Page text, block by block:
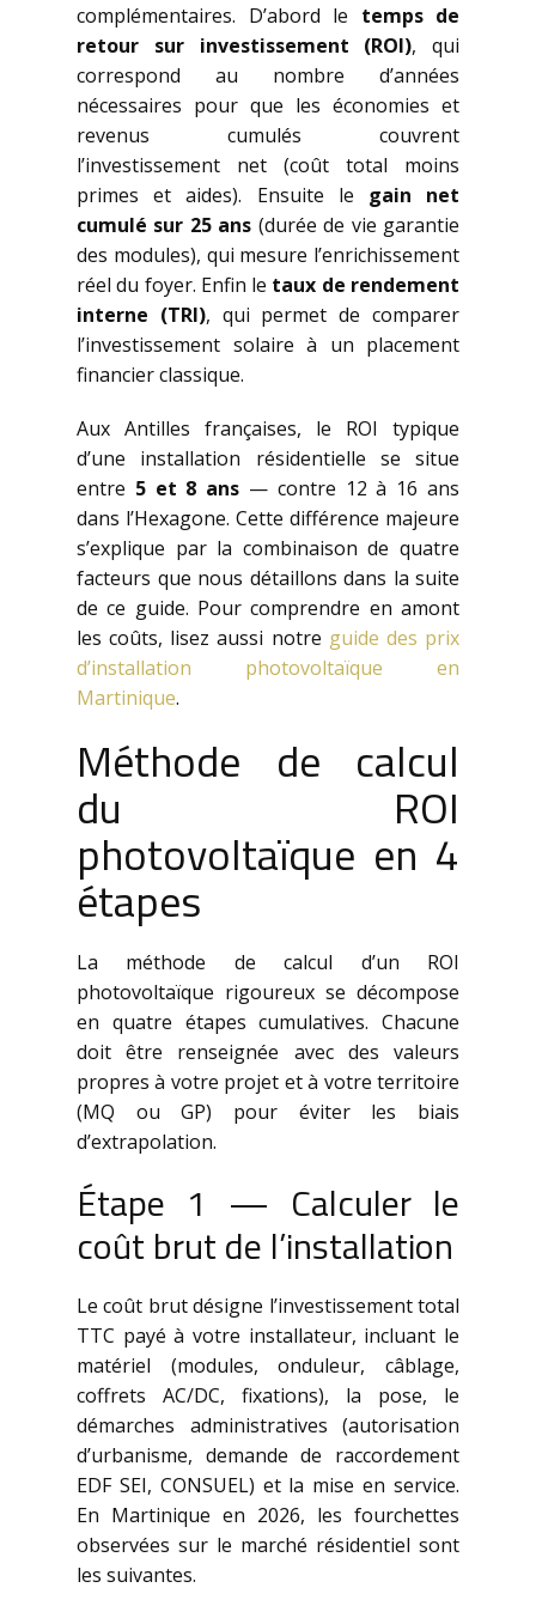
complémentaires. D’abord le temps de
retour sur investissement (ROI), qui
correspond au nombre d’années
nécessaires pour que les économies et
revenus cumulés couvrent
l’investissement net (coût total moins
primes et aides). Ensuite le gain net
cumulé sur 25 ans (durée de vie garantie
des modules), qui mesure l’enrichissement
réel du foyer. Enfin le taux de rendement
interne (TRI), qui permet de comparer
l’investissement solaire à un placement
financier classique.
Aux Antilles françaises, le ROI typique
d’une installation résidentielle se situe
entre 5 et 8 ans — contre 12 à 16 ans
dans l’Hexagone. Cette différence majeure
s’explique par la combinaison de quatre
facteurs que nous détaillons dans la suite
de ce guide. Pour comprendre en amont
les coûts, lisez aussi notre guide des prix
d’installation photovoltaïque en
Martinique.
Méthode de calcul
du ROI
photovoltaïque en 4
étapes
La méthode de calcul d’un ROI
photovoltaïque rigoureux se décompose
en quatre étapes cumulatives. Chacune
doit être renseignée avec des valeurs
propres à votre projet et à votre territoire
(MQ ou GP) pour éviter les biais
d’extrapolation.
Étape 1 — Calculer le
coût brut de l’installation
Le coût brut désigne l’investissement total
TTC payé à votre installateur, incluant le
matériel (modules, onduleur, câblage,
coffrets AC/DC, fixations), la pose, le
démarches administratives (autorisation
d’urbanisme, demande de raccordement
EDF SEI, CONSUEL) et la mise en service.
En Martinique en 2026, les fourchettes
observées sur le marché résidentiel sont
les suivantes.